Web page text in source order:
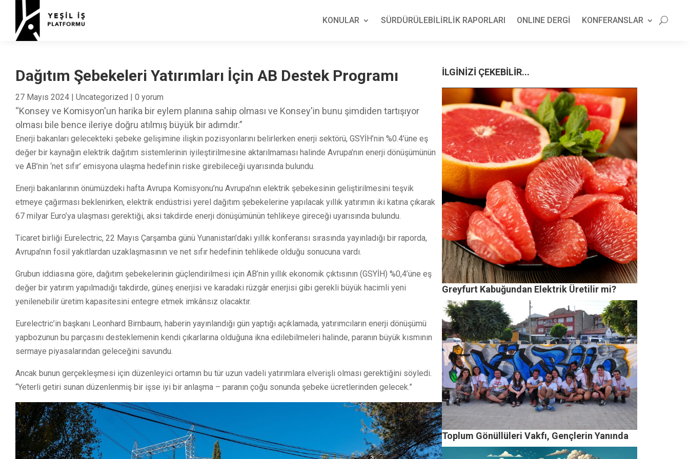
KONULAR SÜRDÜRÜLEBİLİRLİK RAPORLARI ONLINE DERGİ KONFERANSLAR
Dağıtım Şebekeleri Yatırımları İçin AB Destek Programı
27 Mayıs 2024 | Uncategorized | 0 yorum
“Konsey ve Komisyon'un harika bir eylem planına sahip olması ve Konsey'in bunu şimdiden tartışıyor
olması bile bence ileriye doğru atılmış büyük bir adımdır.”
Enerji bakanları gelecekteki şebeke gelişimine ilişkin pozisyonlarını belirlerken enerji sektörü, GSYİH’nin %0.4’üne eş
değer bir kaynağın elektrik dağıtım sistemlerinin iyileştirilmesine aktarılmaması halinde Avrupa’nın enerji dönüşümünün
ve AB’nin ‘net sıfır’ emisyona ulaşma hedefinin riske girebileceği uyarısında bulundu.
Enerji bakanlarının önümüzdeki hafta Avrupa Komisyonu’nu Avrupa’nın elektrik şebekesinin geliştirilmesini teşvik
etmeye çağırması beklenirken, elektrik endüstrisi yerel dağıtım şebekelerine yapılacak yıllık yatırımın iki katına çıkarak
67 milyar Euro’ya ulaşması gerektiği, aksi takdirde enerji dönüşümünün tehlikeye gireceği uyarısında bulundu.
Ticaret birliği Eurelectric, 22 Mayıs Çarşamba günü Yunanistan’daki yıllık konferansı sırasında yayınladığı bir raporda,
Avrupa’nın fosil yakıtlardan uzaklaşmasının ve net sıfır hedefinin tehlikede olduğu sonucuna vardı.
Grubun iddiasına göre, dağıtım şebekelerinin güçlendirilmesi için AB’nin yıllık ekonomik çıktısının (GSYİH) %0,4’üne eş
değer bir yatırım yapılmadığı takdirde, güneş enerjisi ve karadaki rüzgâr enerjisi gibi gerekli büyük hacimli yeni
yenilenebilir üretim kapasitesini entegre etmek imkânsız olacaktır.
Eurelectric’in başkanı Leonhard Birnbaum, haberin yayınlandığı gün yaptığı açıklamada, yatırımcıların enerji dönüşümü
yapbozunun bu parçasını desteklemenin kendi çıkarlarına olduğuna ikna edilebilmeleri halinde, paranın büyük kısmının
sermaye piyasalarından geleceğini savundu.
Ancak bunun gerçekleşmesi için düzenleyici ortamın bu tür uzun vadeli yatırımlara elverişli olması gerektiğini söyledi.
“Yeterli getiri sunan düzenlenmiş bir işse iyi bir anlaşma – paranın çoğu sonunda şebeke ücretlerinden gelecek.”
İLGİNİZİ ÇEKEBİLİR...
Greyfurt Kabuğundan Elektrik Üretilir mi?
Toplum Gönüllüleri Vakfı, Gençlerin Yanında